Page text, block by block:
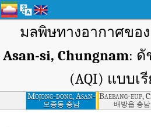
มลพิษทางอากาศของ
Asan-si, Chungnam: ดั
(AQI) แบบเ
Mojong-dong, Asan-
si, Chungnam
모종동 충남
Baebang-eup,
배방읍 충남